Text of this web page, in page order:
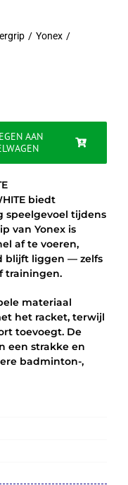
Yonex
AAN
biedt
speelgevoel tijdens
van Yonex is
af te voeren,
blijft liggen — zelfs
trainingen.
materiaal
het racket, terwijl
toevoegt. De
een strakke en
badminton-,